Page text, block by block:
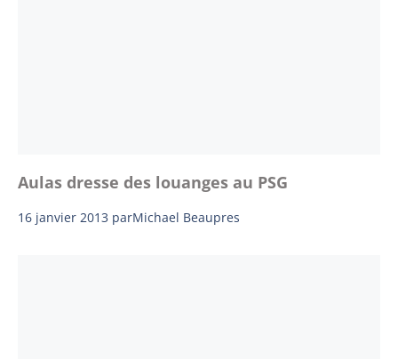
Aulas dresse des louanges au PSG
16 janvier 2013 parMichael Beaupres